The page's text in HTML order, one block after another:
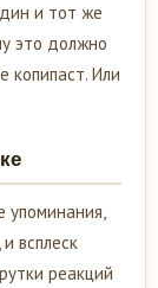
и тот же
это должно
копипаст. Или
упоминания,
всплеск
реакций